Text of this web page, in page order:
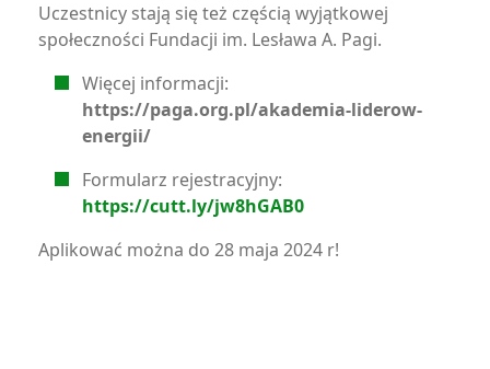
Uczestnicy stają się też częścią wyjątkowej
społeczności Fundacji im. Lesława A. Pagi.
Więcej informacji:
https://paga.org.pl/akademia-liderow-
energii/
Formularz rejestracyjny:
https://cutt.ly/jw8hGAB0
Aplikować można do 28 maja 2024 r!